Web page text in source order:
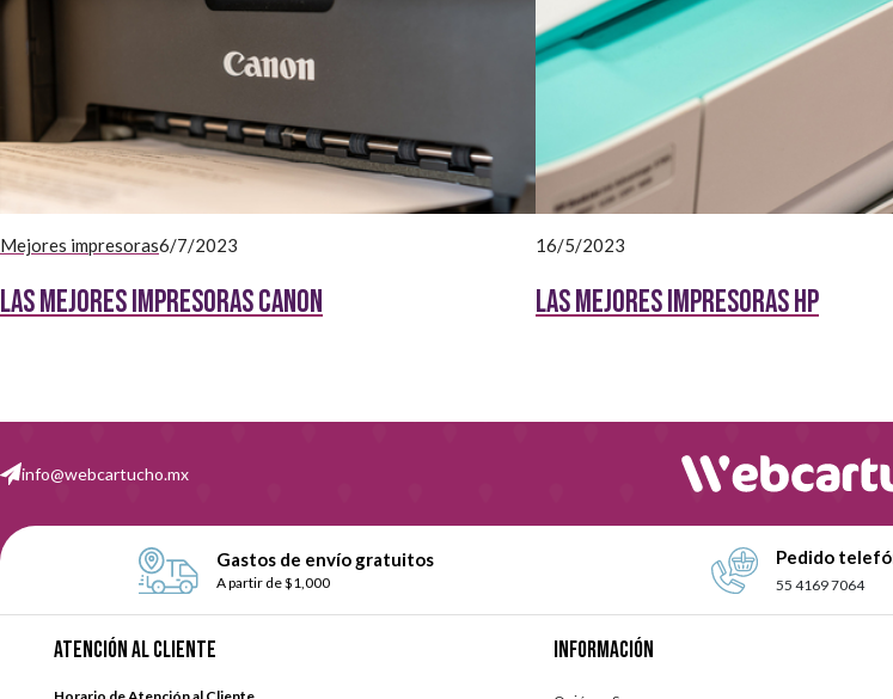
Mejores impresoras6/7/2023
Las mejores impresoras Canon
16/5/2023
Las Mejores impresoras HP
info@webcartucho.mx
Gastos de envío gratuitos
A partir de $1,000
Pedido
55 4169 7064
Atención al cliente Información